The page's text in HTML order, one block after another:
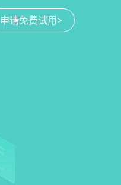
申请免费试用>